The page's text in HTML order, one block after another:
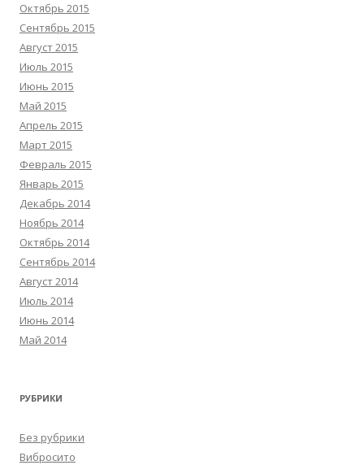
Октябрь 2015
Сентябрь 2015
Август 2015
Июль 2015
Июнь 2015
Май 2015
Апрель 2015
Март 2015
Февраль 2015
Январь 2015
Декабрь 2014
Ноябрь 2014
Октябрь 2014
Сентябрь 2014
Август 2014
Июль 2014
Июнь 2014
Май 2014
РУБРИКИ
Без рубрики
Вибросито